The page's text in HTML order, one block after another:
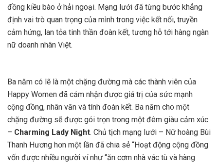
đồng kiều bào ở hải ngoại. Mạng lưới đã từng bước khẳng
định vai trò quan trọng của mình trong việc kết nối, truyền
cảm hứng, lan tỏa tinh thần đoàn kết, tương hỗ tới hàng ngàn
nữ doanh nhân Việt.
Ba năm có lẽ là một chặng đường mà các thành viên của
Happy Women đã cảm nhận được giá trị của sức mạnh
cộng đồng, nhân văn và tính đoàn kết. Ba năm cho một
chặng đường sẽ được gói trọn trong một đêm giàu cảm xúc
– Charming Lady Night. Chủ tịch mạng lưới – Nữ hoàng Bùi
Thanh Hương hơn một lần đã chia sẻ “Hoạt động cộng đồng
vốn được nhiều người ví như “ăn cơm nhà vác tù và hàng